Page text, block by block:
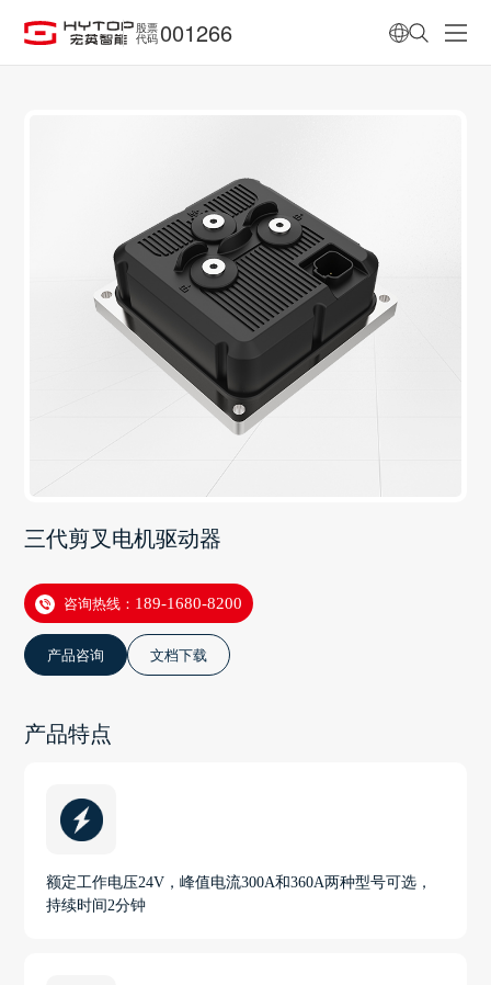
股票
代码 001266
三代剪叉电机驱动器
咨询热线： 189-1680-8200
产品咨询 文档下载
产品特点
额定工作电压24V，峰值电流300A和360A两种型号可选，
持续时间2分钟